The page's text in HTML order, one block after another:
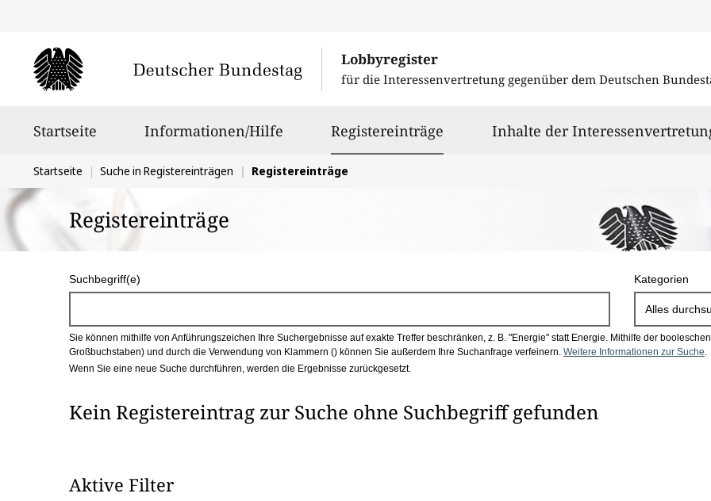
Lobbyregister
für die Interessenvertretung gegenüber dem Deutschen
Startseite Informationen/Hilfe Registereinträge ausgewähltInhalte der
Sie
befinden
sich
hier:
Startseite Suche in Registereinträgen Registereinträge
Registereinträge
u
c
h
b
o
Suchbegriff(e) Kategorien
Alles
Sie können mithilfe von Anführungszeichen Ihre Suchergebnisse auf exakte Treffer beschränken, z. B. "Energie" statt Energie. Mithilfe der
Großbuchstaben) und durch die Verwendung von Klammern () können Sie außerdem Ihre Suchanfrage verfeinern. Weitere Informationen zur Suche.
Wenn Sie eine neue Suche durchführen, werden die Ergebnisse zurückgesetzt.
Kein Registereintrag zur Suche ohne Suchbegriff gefunden
Aktive Filter